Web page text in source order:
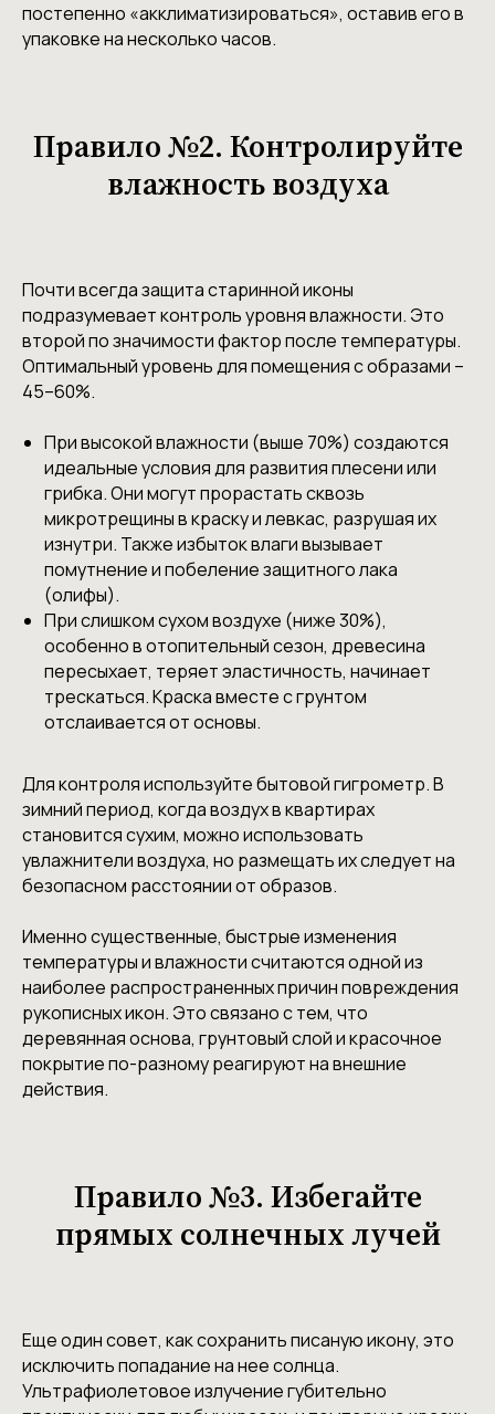
постепенно «акклиматизироваться», оставив его в
упаковке на несколько часов.
Правило №2. Контролируйте
влажность воздуха
Почти всегда защита старинной иконы
подразумевает контроль уровня влажности. Это
второй по значимости фактор после температуры.
Оптимальный уровень для помещения с образами –
45–60%.
При высокой влажности (выше 70%) создаются
идеальные условия для развития плесени или
грибка. Они могут прорастать сквозь
микротрещины в краску и левкас, разрушая их
изнутри. Также избыток влаги вызывает
помутнение и побеление защитного лака
(олифы).
При слишком сухом воздухе (ниже 30%),
особенно в отопительный сезон, древесина
пересыхает, теряет эластичность, начинает
трескаться. Краска вместе с грунтом
отслаивается от основы.
Для контроля используйте бытовой гигрометр. В
зимний период, когда воздух в квартирах
становится сухим, можно использовать
увлажнители воздуха, но размещать их следует на
безопасном расстоянии от образов.
Именно существенные, быстрые изменения
температуры и влажности считаются одной из
наиболее распространенных причин повреждения
рукописных икон. Это связано с тем, что
деревянная основа, грунтовый слой и красочное
покрытие по-разному реагируют на внешние
действия.
Правило №3. Избегайте
прямых солнечных лучей
Еще один совет, как сохранить писаную икону, это
исключить попадание на нее солнца.
Ультрафиолетовое излучение губительно